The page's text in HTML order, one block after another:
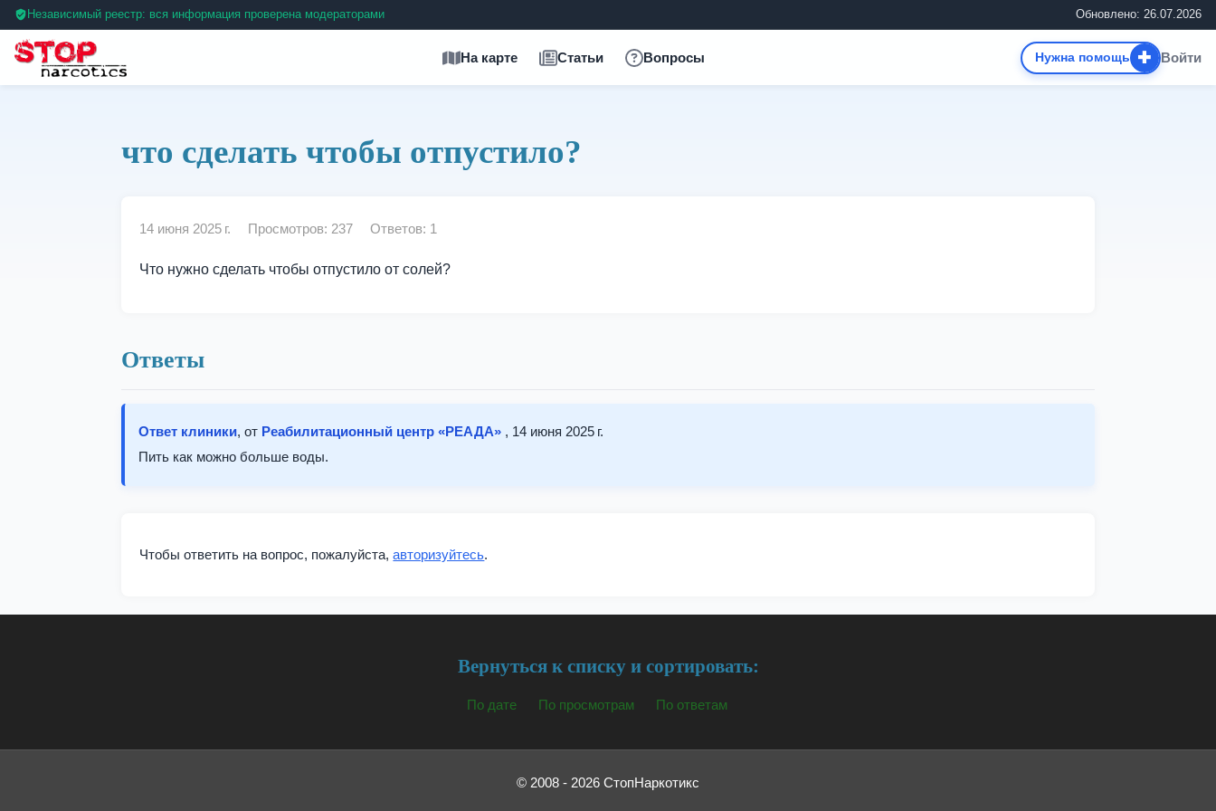
Независимый реестр: вся информация проверена модераторами Обновлено: 26.07.2026
На карте Статьи Вопросы Нужна помощь ✚ Войти
что сделать чтобы отпустило?
14 июня 2025 г. Просмотров: 237 Ответов: 1
Что нужно сделать чтобы отпустило от солей?
Ответы
Ответ клиники, от Реабилитационный центр «РЕАДА» , 14 июня 2025 г.
Пить как можно больше воды.
Чтобы ответить на вопрос, пожалуйста,авторизуйтесь.
Вернуться к списку и сортировать:
По дате По просмотрам По ответам
© 2008 - 2026 СтопНаркотикс